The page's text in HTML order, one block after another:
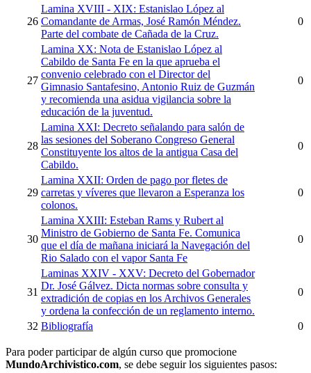
26
Lamina XVIII - XIX: Estanislao López al
Comandante de Armas, José Ramón Méndez.
Parte del combate de Cañada de la Cruz.
0
27
Lamina XX: Nota de Estanislao López al
Cabildo de Santa Fe en la que aprueba el
convenio celebrado con el Director del
Gimnasio Santafesino, Antonio Ruiz de Guzmán
y recomienda una asidua vigilancia sobre la
educación de la juventud.
0
28
Lamina XXI: Decreto señalando para salón de
las sesiones del Soberano Congreso General
Constituyente los altos de la antigua Casa del
Cabildo.
0
29
Lamina XXII: Orden de pago por fletes de
carretas y víveres que llevaron a Esperanza los
colonos.
0
30
Lamina XXIII: Esteban Rams y Rubert al
Ministro de Gobierno de Santa Fe. Comunica
que el día de mañana iniciará la Navegación del
Rio Salado con el vapor Santa Fe
0
31
Laminas XXIV - XXV: Decreto del Gobernador
Dr. José Gálvez. Dicta normas sobre consulta y
extradición de copias en los Archivos Generales
y ordena la confección de un reglamento interno.
0
32 Bibliografía 0
Para poder participar de algún curso que promocione
MundoArchivistico.com, se debe seguir los siguientes pasos: